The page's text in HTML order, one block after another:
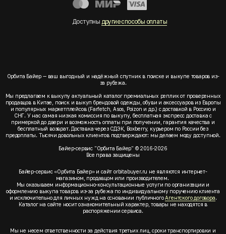
Доступны другие способы оплаты
Орбита Байер — ваш выгодный и надёжный спутник в поиске и выкупе товаров из-
за рубежа.
Мы предлагаем к выкупу актуальный каталог премиальных реплик от проверенных
продавцов в Китае, поиск и выкуп брендовой одежды, обуви и аксессуаров из Европы
и популярных маркетплейсов (Farfetch, Asos, Poizon и др.) с доставкой в Россию и
СНГ. У нас самая низкая комиссия по выкупу, бесплатная экспресс доставка с
примеркой до двери и возможность оплаты при получении, гарантия качества и
бесплатный возврат. Доставка через СДЭК, Boxberry, курьером по России без
предоплаты. Тысячи довольных клиентов подтверждают: мы делаем моду доступной.
Байер-сервис "Орбита Байер" © 2016-2026
Все права защищены
Байер-сервис «Орбита Байер» и сайт orbitabuyer.ru не являются интернет-
магазином, продавцом или производителем.
Мы оказываем информационно-консультационные услуги по организации и
оформлению выкупа товаров из-за рубежа по индивидуальному поручению клиента
и исключительно для личных нужд на основании публичногоАгентского договора.
Каталог на сайте носит ознакомительный характер, товары не находятся в
распоряжении сервиса.
Мы не несем ответственности за действия третьих лиц, сроки транспортировки и